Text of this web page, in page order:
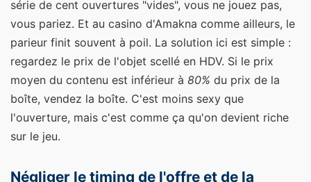
série de cent ouvertures "vides", vous ne jouez pas,
vous pariez. Et au casino d'Amakna comme ailleurs, le
parieur finit souvent à poil. La solution ici est simple :
regardez le prix de l'objet scellé en HDV. Si le prix
moyen du contenu est inférieur à 80% du prix de la
boîte, vendez la boîte. C'est moins sexy que
l'ouverture, mais c'est comme ça qu'on devient riche
sur le jeu.
Négliger le timing de l'offre et de la